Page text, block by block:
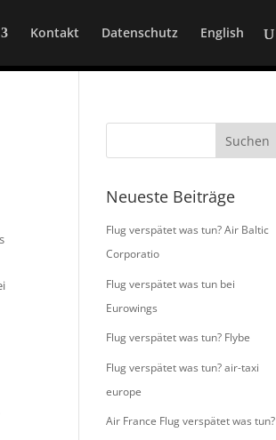
Kontakt Datenschutz English
Neueste Beiträge
Flug verspätet was tun? Air Baltic
Corporatio
Flug verspätet was tun bei
Eurowings
Flug verspätet was tun? Flybe
Flug verspätet was tun? air-taxi
europe
Air France Flug verspätet was tun?